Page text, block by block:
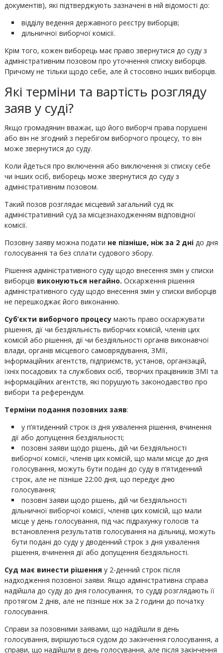
документів), які підтверджують зазначені в ній відомості до:
відділу ведення державного реєстру виборців;
дільничної виборчої комісії.
Крім того, кожен виборець має право звернутися до суду з
адміністративним позовом про уточнення списку виборців.
Причому не тільки щодо себе, але й стосовно інших виборців.
Які терміни та вартість розгляду
заяв у суді?
Якщо громадянин вважає, що його виборчі права порушені
або він не згодний з перебігом виборчого процесу, то він
може звернутися до суду.
Коли йдеться про включення або виключення зі списку себе
чи інших осіб, виборець може звернутися до суду з
адміністративним позовом.
Такий позов розглядає місцевий загальний суд як
адміністративний суд за місцезнаходженням відповідної
комісії.
Позовну заяву можна подати не пізніше, ніж за 2 днідо дня
голосування та без сплати судового збору.
Рішення адміністративного суду щодо внесення змін у списки
виборців виконуються негайно. Оскарження рішення
адміністративного суду щодо внесення змін у списки виборців
не перешкоджає його виконанню.
Суб’єкти виборчого процесумають право оскаржувати
рішення, дії чи бездіяльність виборчих комісій, членів цих
комісій або рішення, дії чи бездіяльності органів виконавчої
влади, органів місцевого самоврядування, ЗМІї,
інформаційних агентств, підприємств, установ, організацій,
їхніх посадових та службових осіб, творчих працівників ЗМІ та
інформаційних агентств, які порушують законодавство про
вибори та референдум.
Терміни подання позовних заяв:
у п’ятиденний строк із дня ухвалення рішення, вчинення
дії або допущення бездіяльності;
позовні заяви щодо рішень, дій чи бездіяльності
виборчої комісії, членів цих комісій, що мали місце до дня
голосування, можуть бути подані до суду в п’ятиденний
строк, але не пізніше 22:00 дня, що передує дню
голосування;
позовні заяви щодо рішень, дій чи бездіяльності
дільничної виборчої комісії, членів цих комісій, що мали
місце у день голосування, під час підрахунку голосів та
встановлення результатів голосування на дільниці, можуть
бути подані до суду у дводенний строк з дня ухвалення
рішення, вчинення дії або допущення бездіяльності.
Суд має винести рішення у 2-денний строк після
надходження позовної заяви. Якщо адміністративна справа
надійшла до суду до дня голосування, то судді розглядають її
протягом 2 днів, але не пізніше ніж за 2 години до початку
голосування.
Справи за позовними заявами, що надійшли в день
голосування, вирішуються судом до закінчення голосування, а
справи, що надійшли в день голосування, але після закінчення